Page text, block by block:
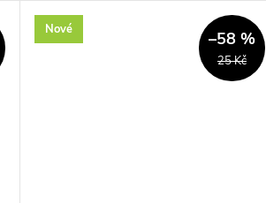
Nové
25 Kč
–58 %